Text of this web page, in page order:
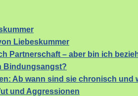
Liebeskummer
Partnerschaft – aber bin ich
Bindungsangst?
Ab wann sind sie chronisch und
und Aggressionen